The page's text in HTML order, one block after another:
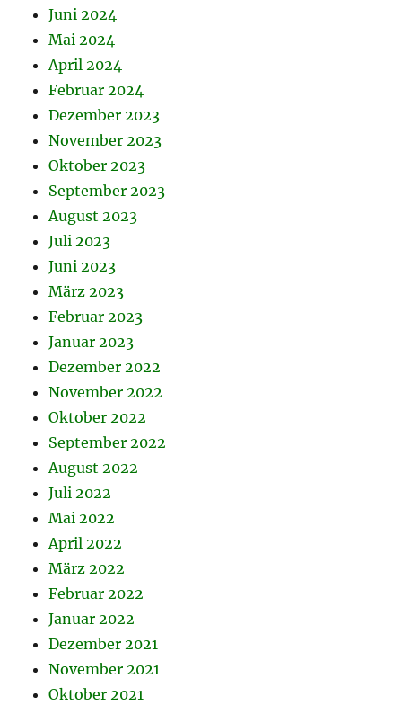
Juni 2024
Mai 2024
April 2024
Februar 2024
Dezember 2023
November 2023
Oktober 2023
September 2023
August 2023
Juli 2023
Juni 2023
März 2023
Februar 2023
Januar 2023
Dezember 2022
November 2022
Oktober 2022
September 2022
August 2022
Juli 2022
Mai 2022
April 2022
März 2022
Februar 2022
Januar 2022
Dezember 2021
November 2021
Oktober 2021